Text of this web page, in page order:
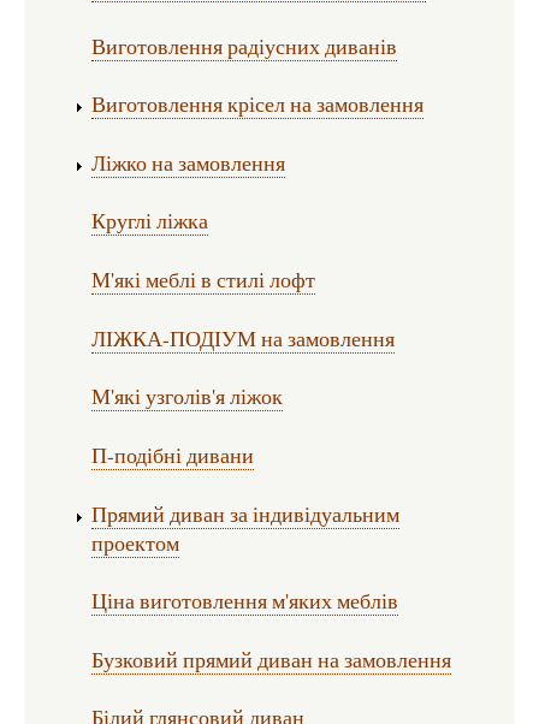
Виготовлення радіусних диванів
Виготовлення крісел на замовлення
Ліжко на замовлення
Круглі ліжка
М'які меблі в стилі лофт
ЛІЖКА-ПОДІУМ на замовлення
М'які узголів'я ліжок
П-подібні дивани
Прямий диван за індивідуальним
проектом
Ціна виготовлення м'яких меблів
Бузковий прямий диван на замовлення
Білий глянсовий диван